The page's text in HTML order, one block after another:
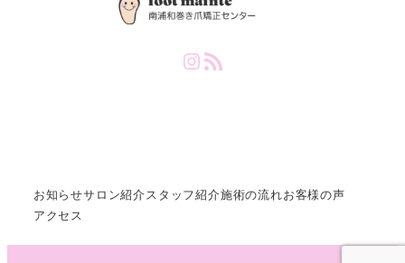
InstagramRSS Feed
お知らせサロン紹介スタッフ紹介施術の流れお客様の声
アクセス